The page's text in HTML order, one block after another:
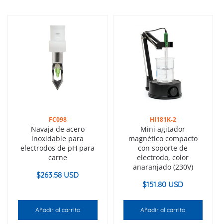
FC098
Navaja de acero
inoxidable para
electrodos de pH para
carne
$263.58 USD
Añadir al carrito
HI181K-2
Mini agitador
magnético compacto
con soporte de
electrodo, color
anaranjado (230V)
$151.80 USD
Añadir al carrito